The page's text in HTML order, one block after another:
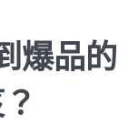
爆品的